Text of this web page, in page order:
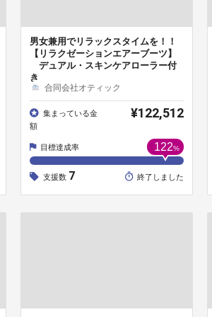
男女兼用でリラックスタイムを！！
【リラクゼーションエアーブーツ】
デュアル・スキンケアローラー付
き
合同会社オティック
集まっている金
額
¥122,512
目標達成率 122%
支援数 7 終了しました